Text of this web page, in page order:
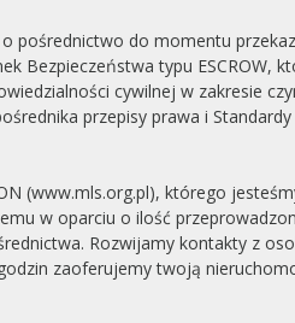
pośrednictwo do momentu
Bezpieczeństwa typu ESCROW,
cywilnej w zakresie
przepisy prawa i
(www.mls.org.pl), którego
w oparciu o ilość
Rozwijamy kontakty z
zaoferujemy twoją